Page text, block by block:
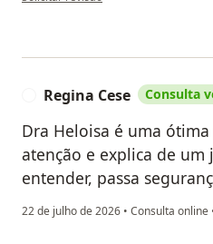
Regina Cese Consulta
Dra Heloisa é uma
atenção e explica de um
entender, passa
22 de julho de 2026 • Consulta online